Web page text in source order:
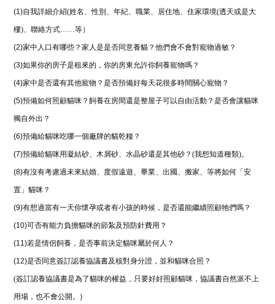
(1)自我詳細介紹(姓名、性別、年紀、職業、居住地、住家環境(透天或是大
樓)、聯絡方式……等）
(2)家中人口有哪些？家人是是否同意養貓？他們會不會對寵物過敏？
(3)如果你的房子是租來的，你的房東允許你飼養寵物嗎？
(4)家中是否還有其他寵物？是否預備好每天花很多時間關心寵物？
(5)預備如何照顧貓咪？飼養在房間還是整屋子可以自由活動？是否會讓貓咪
獨自外出？
(6)預備給貓咪吃哪一個廠牌的貓乾糧？
(7)預備給貓咪用凝結砂、木屑砂、水晶砂還是其他砂？(我想知道種類)。
(8)有沒有考慮過未來結婚、度假遠遊、畢業、出國、搬家、等將如何「安
置」貓咪？
(9)有想過當有一天你懷孕或者有小孩的時候，是否還能繼續照顧牠們嗎？
(10)可否有能力負擔貓咪的節紮及預防針費用？
(11)若是情侶飼養，是否事前決定貓咪屬於何人？
(12)是否同意簽訂認養協議書及核對身分證，並和貓咪合照？
(簽訂認養協議書是為了貓咪的權益，只要好好照顧貓咪，協議書自然派不上
用場，也不會公開。)